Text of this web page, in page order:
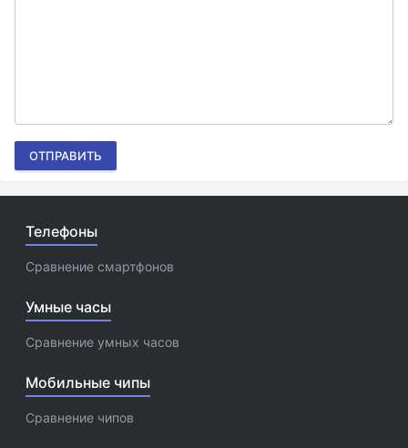
ОТПРАВИТЬ
Телефоны
Сравнение смартфонов
Умные часы
Сравнение умных часов
Мобильные чипы
Сравнение чипов